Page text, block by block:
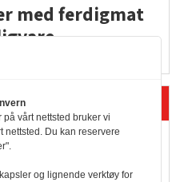
med ferdigmat
praksis
flaggskip
videre
vårt nettsted bruker vi
nettsted. Du kan reservere
og lignende verktøy for